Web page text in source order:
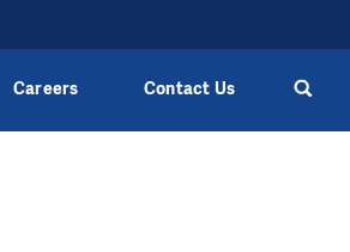
Careers Contact Us